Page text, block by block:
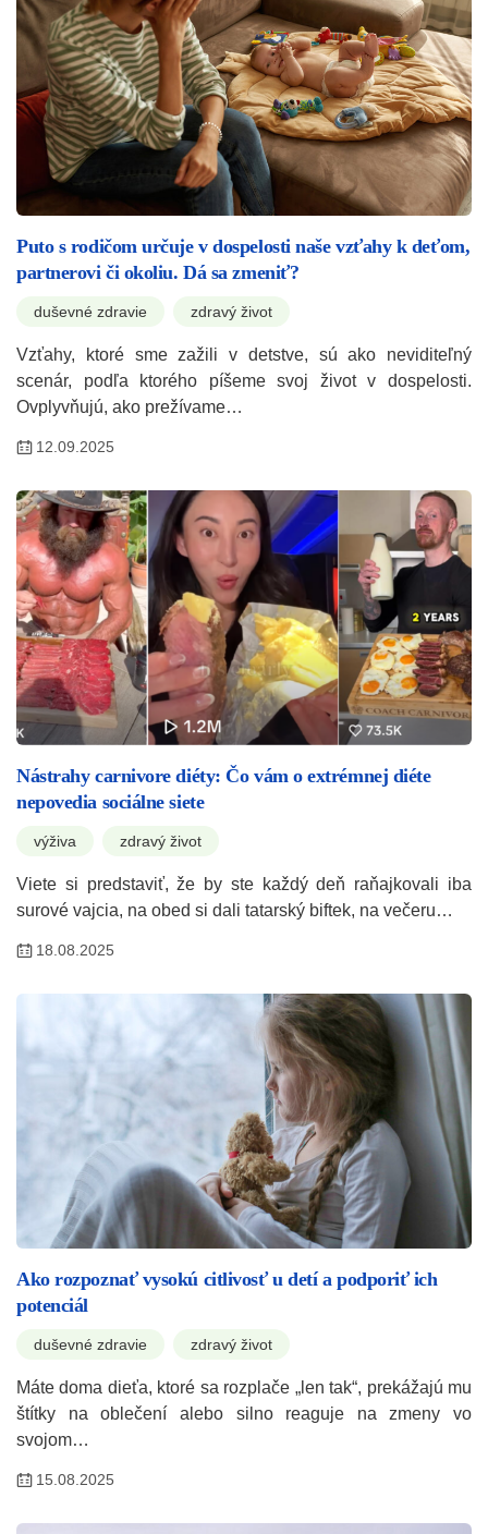
Puto s rodičom určuje v dospelosti naše vzťahy k deťom,
partnerovi či okoliu. Dá sa zmeniť?
duševné zdravie zdravý život
Vzťahy, ktoré sme zažili v detstve, sú ako neviditeľný
scenár, podľa ktorého píšeme svoj život v dospelosti.
Ovplyvňujú, ako prežívame…
12.09.2025
Nástrahy carnivore diéty: Čo vám o extrémnej diéte
nepovedia sociálne siete
výživa zdravý život
Viete si predstaviť, že by ste každý deň raňajkovali iba
surové vajcia, na obed si dali tatarský biftek, na večeru…
18.08.2025
Ako rozpoznať vysokú citlivosť u detí a podporiť ich
potenciál
duševné zdravie zdravý život
Máte doma dieťa, ktoré sa rozplače „len tak“, prekážajú mu
štítky na oblečení alebo silno reaguje na zmeny vo
svojom…
15.08.2025